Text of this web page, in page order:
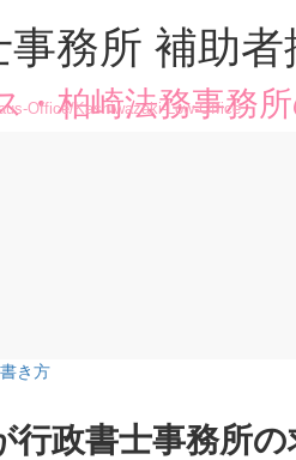
務所 補助者
柏崎法務事務
Office/Kashiwazaki-Low-Office
き方
行政書士事務所